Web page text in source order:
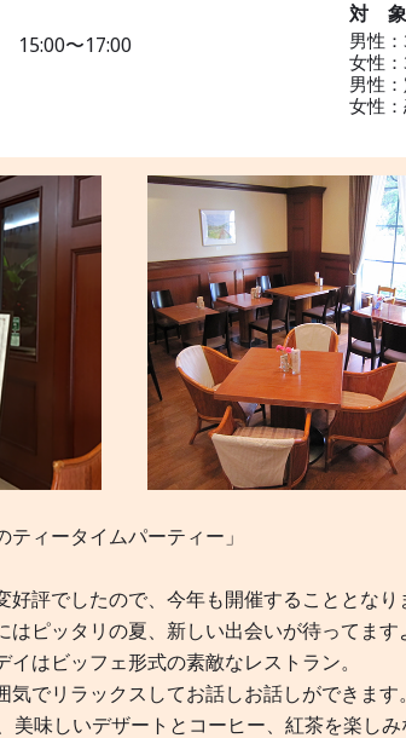
15:00〜17:00
対 象
男性
女性
男性
女性
ティータイムパーティー」
好評でしたので、今年も開催することとなり
はピッタリの夏、新しい出会いが待ってます
はビッフェ形式の素敵なレストラン。
気でリラックスしてお話しお話しができます。
美味しいデザートとコーヒー、紅茶を楽し